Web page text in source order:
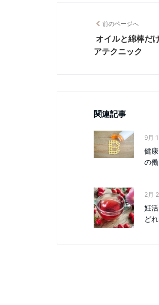
前のページへ
オイルと綿棒だ
アテクニック
関連記事
9月
健
の
2月
妊
ど